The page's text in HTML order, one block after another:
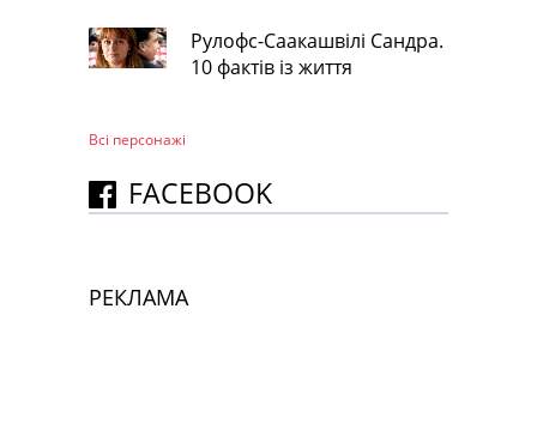
Рулофс-Саакашвілі Сандра.
10 фактів із життя
Всі персонажi
FACEBOOK
РЕКЛАМА